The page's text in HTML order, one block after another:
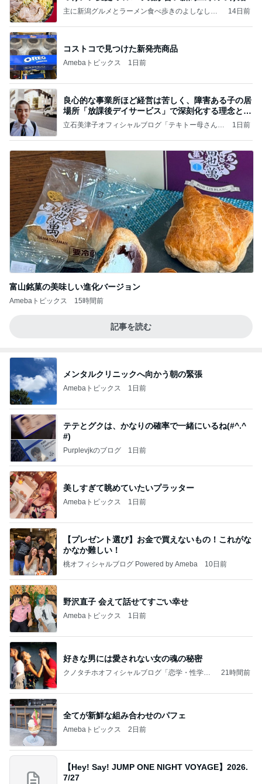
主に新潟グルメとラーメン食べ歩きのよしなしご
14日前
コストコで見つけた新発売商品
Amebaトピックス 1日前
良心的な事業所ほど経営は苦しく、障害ある子の居
場所「放課後デイサービス」で深刻化する理念と現
実の
立石美津子オフィシャルブログ「テキトー母さんの
1日前
富山銘菓の美味しい進化バージョン
Amebaトピックス 15時間前
記事を読む
メンタルクリニックへ向かう朝の緊張
Amebaトピックス 1日前
テテとグクは、かなりの確率で一緒にいるね(#^.^
#)
Purplevjkのブログ 1日前
美しすぎて眺めていたいプラッター
Amebaトピックス 1日前
【プレゼント選び】お金で買えないもの！これがな
かなか難しい！
桃オフィシャルブログ Powered by Ameba 10日前
野沢直子 会えて話せてすごい幸せ
Amebaトピックス 1日前
好きな男には愛されない女の魂の秘密
クノタチホオフィシャルブログ「恋学・性学研
21時間前
全てが新鮮な組み合わせのパフェ
Amebaトピックス 2日前
【Hey! Say! JUMP ONE NIGHT VOYAGE】2026.
7/27